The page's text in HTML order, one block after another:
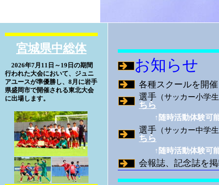
宮城県中総体
2026年7月11日～19日の期間
行われた大会において、ジュニ
アユースが準優勝し、8月に岩手
県盛岡市で開催される東北大会
に出場します。
お知らせ
各種スクールを開
選手 （サッカー小学
ちら
↑随時活動体験可
選手 （サッカー中学
ちら
↑随時活動体験可
会報誌、記念誌を